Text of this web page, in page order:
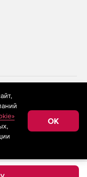
применяются
технологии
сбора,
к
Федерации)
OK